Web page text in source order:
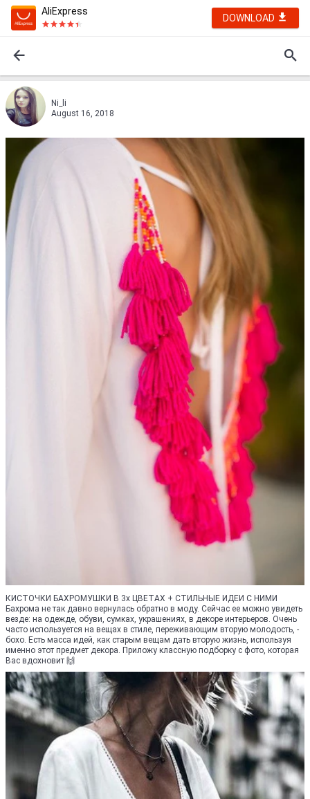
AliExpress
DOWNLOAD
Ni_li
August 16, 2018
КИСТОЧКИ БАХРОМУШКИ В 3х ЦВЕТАХ + СТИЛЬНЫЕ ИДЕИ С НИМИ
Бахрома не так давно вернулась обратно в моду. Сейчас ее можно увидеть
везде: на одежде, обуви, сумках, украшениях, в декоре интерьеров. Очень
часто используется на вещах в стиле, переживающим вторую молодость, -
бохо. Есть масса идей, как старым вещам дать вторую жизнь, используя
именно этот предмет декора. Приложу классную подборку с фото, которая
Вас вдохновит 🙌